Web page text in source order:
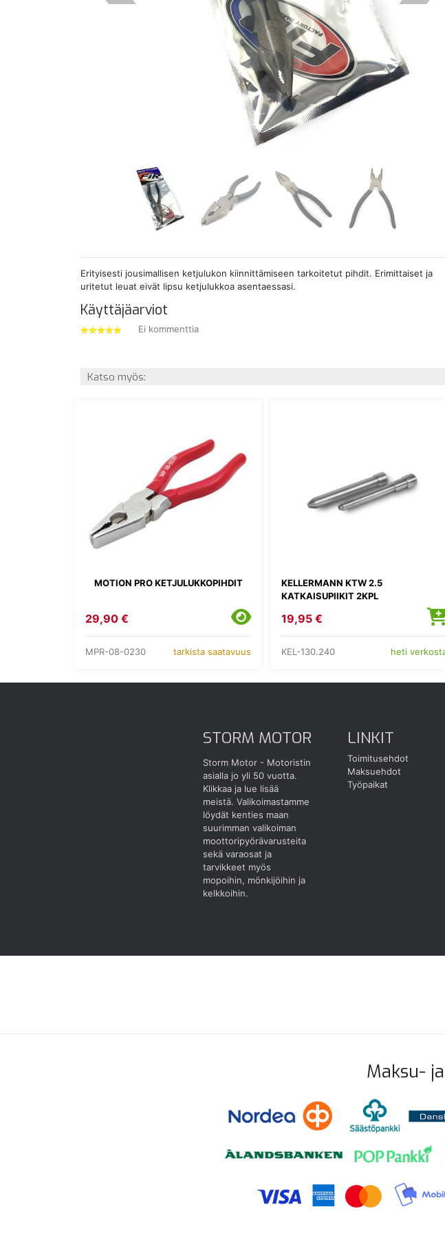
Erityisesti jousimallisen ketjulukon kiinnittämiseen tarkoitetut pihdit. Erimittaiset ja
uritetut leuat eivät lipsu ketjulukkoa asentaessasi.
Käyttäjäarviot
Ei kommenttia
Katso myös:
MOTION PRO KETJULUKKOPIHDIT
29,90 €
MPR-08-0230 tarkista saatavuus
KELLERMANN KTW 2.5
KATKAISUPIIKIT 2KPL
19,95 €
KEL-130.240 heti
STORM MOTOR
Storm Motor - Motoristin
asialla jo yli 50 vuotta.
Klikkaa ja lue lisää
meistä. Valikoimastamme
löydät kenties maan
suurimman valikoiman
moottoripyörävarusteita
sekä varaosat ja
tarvikkeet myös
mopoihin, mönkijöihin ja
kelkkoihin.
LINKIT
Toimitusehdot
Maksuehdot
Työpaikat
Maksu-